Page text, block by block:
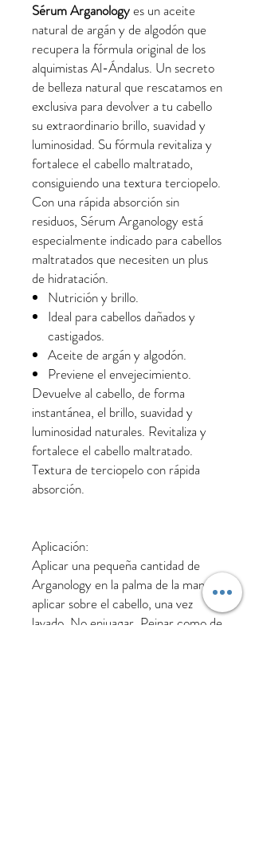
Sérum Arganologyes un aceite
natural de argán y de algodón que
recupera la fórmula original de los
alquimistas Al-Ándalus. Un secreto
de belleza natural que rescatamos en
exclusiva para devolver a tu cabello
su extraordinario brillo, suavidad y
luminosidad. Su fórmula revitaliza y
fortalece el cabello maltratado,
consiguiendo una textura terciopelo.
Con una rápida absorción sin
residuos, Sérum Arganology está
especialmente indicado para cabellos
maltratados que necesiten un plus
de hidratación.
Nutrición y brillo.
Ideal para cabellos dañados y
castigados.
Aceite de argán y algodón.
Previene el envejecimiento.
Devuelve al cabello, de forma
instantánea, el brillo, suavidad y
luminosidad naturales. Revitaliza y
fortalece el cabello maltratado.
Textura de terciopelo con rápida
absorción.
Aplicación:
Aplicar una pequeña cantidad de
Arganology en la palma de la mano y
aplicar sobre el cabello, una vez
lavado. No enjuagar. Peinar como de